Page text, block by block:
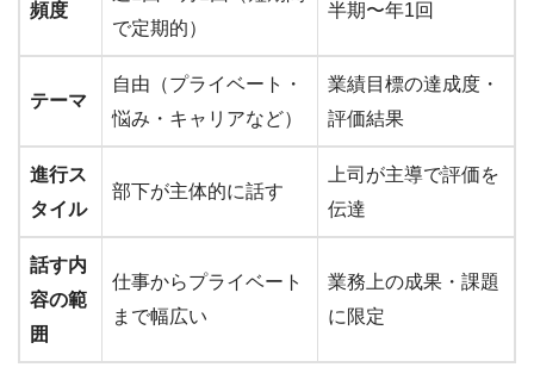
頻度
で定期的）
半期〜年1回
テーマ
自由（プライベート・
悩み・キャリアなど）
業績目標の達成度・
評価結果
進行ス
タイル
部下が主体的に話す
上司が主導で評価を
伝達
話す内
容の範
囲
仕事からプライベート
まで幅広い
業務上の成果・課題
に限定